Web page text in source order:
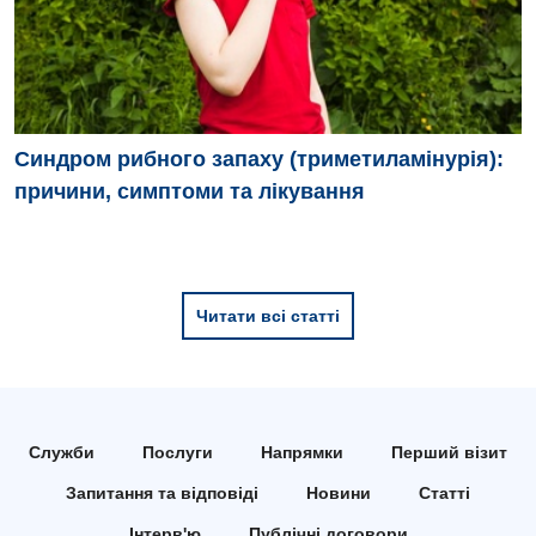
Ендокринологія
Кардіологія
Кардіохірургія
Мамологія
Медична психологія
Онкологічне відділлення
Педіатричне відділення
Синдром рибного запаху (триметиламінурія):
причини, симптоми та лікування
Читати всі статті
Служби Послуги Напрямки Перший візит
Запитання та відповіді Новини Статті